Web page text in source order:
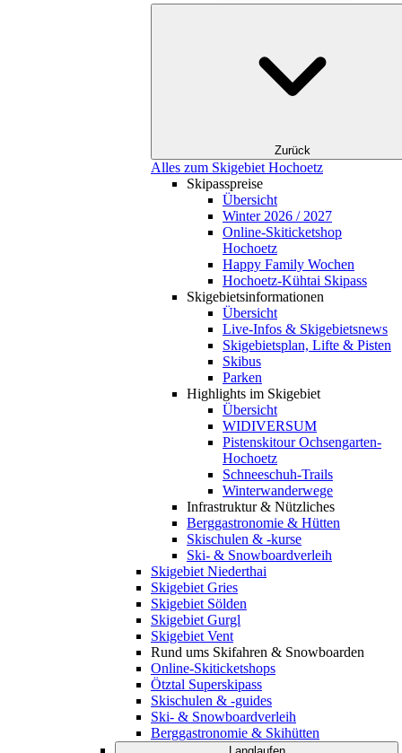
Zurück
Alles zum Skigebiet Hochoetz
Skipasspreise
Übersicht
Winter 2026 / 2027
Online-Skiticketshop
Hochoetz
Happy Family Wochen
Hochoetz-Kühtai Skipass
Skigebietsinformationen
Übersicht
Live-Infos & Skigebietsnews
Skigebietsplan, Lifte & Pisten
Skibus
Parken
Highlights im Skigebiet
Übersicht
WIDIVERSUM
Pistenskitour Ochsengarten-
Hochoetz
Schneeschuh-Trails
Winterwanderwege
Infrastruktur & Nützliches
Berggastronomie & Hütten
Skischulen & -kurse
Ski- & Snowboardverleih
Skigebiet Niederthai
Skigebiet Gries
Skigebiet Sölden
Skigebiet Gurgl
Skigebiet Vent
Rund ums Skifahren & Snowboarden
Online-Skiticketshops
Ötztal Superskipass
Skischulen & -guides
Ski- & Snowboardverleih
Berggastronomie & Skihütten